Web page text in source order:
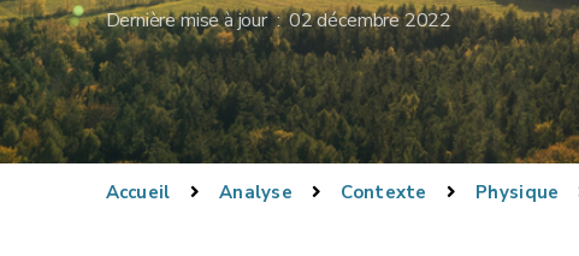
Dernière mise à jour : 02 décembre 2022
Accueil Analyse Contexte Physique